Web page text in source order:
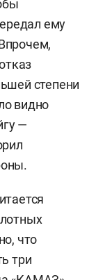
ему
степени
видно
—
что
три